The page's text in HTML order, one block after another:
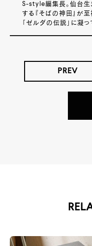
S-style編集長。仙台生
する『そばの神田』が至
「ゼルダの伝説」に凝っ
PREV